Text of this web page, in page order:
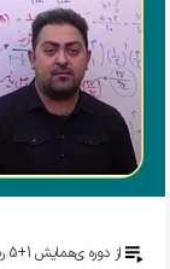
از دوره یهمایش 1+5 ریاضی تجربی آقای امینی راد